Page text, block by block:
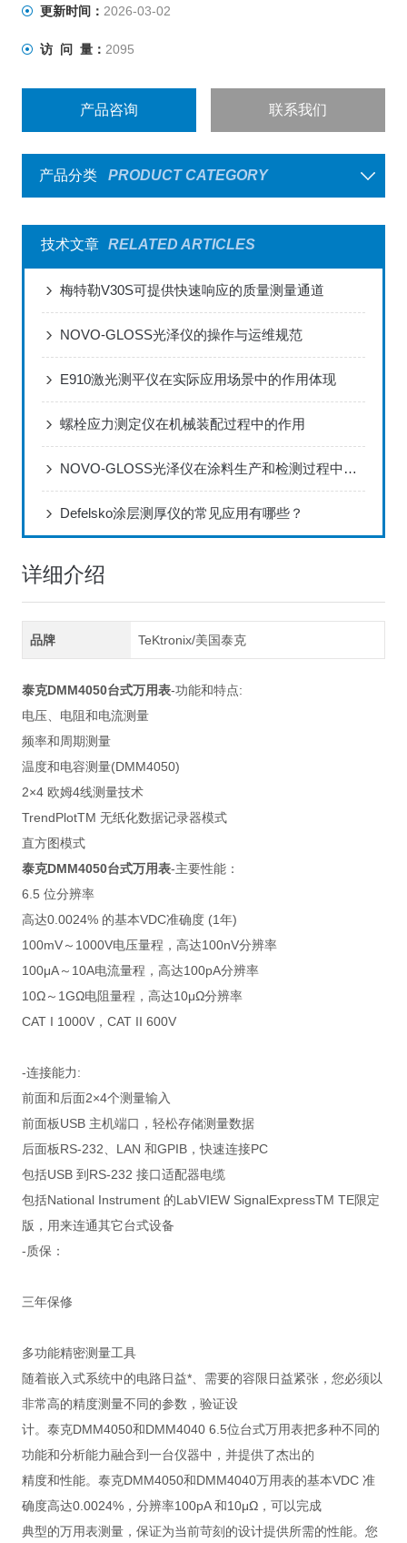
更新时间： 2026-03-02
访 问 量： 2095
产品咨询 联系我们
产品分类 PRODUCT CATEGORY
技术文章 RELATED ARTICLES
梅特勒V30S可提供快速响应的质量测量通道
NOVO-GLOSS光泽仪的操作与运维规范
E910激光测平仪在实际应用场景中的作用体现
螺栓应力测定仪在机械装配过程中的作用
NOVO-GLOSS光泽仪在涂料生产和检测过程中的应用
Defelsko涂层测厚仪的常见应用有哪些？
详细介绍
品牌 TeKtronix/美国泰克
泰克DMM4050台式万用表-功能和特点:
电压、电阻和电流测量
频率和周期测量
温度和电容测量(DMM4050)
2×4 欧姆4线测量技术
TrendPlotTM 无纸化数据记录器模式
直方图模式
泰克DMM4050台式万用表-主要性能：
6.5 位分辨率
高达0.0024% 的基本VDC准确度 (1年)
100mV～1000V电压量程，高达100nV分辨率
100μA～10A电流量程，高达100pA分辨率
10Ω～1GΩ电阻量程，高达10μΩ分辨率
CAT I 1000V，CAT II 600V
-连接能力:
前面和后面2×4个测量输入
前面板USB 主机端口，轻松存储测量数据
后面板RS-232、LAN 和GPIB，快速连接PC
包括USB 到RS-232 接口适配器电缆
包括National Instrument 的LabVIEW SignalExpressTM TE限定
版，用来连通其它台式设备
-质保：
三年保修
多功能精密测量工具
随着嵌入式系统中的电路日益*、需要的容限日益紧张，您必须以
非常高的精度测量不同的参数，验证设
计。泰克DMM4050和DMM4040 6.5位台式万用表把多种不同的
功能和分析能力融合到一台仪器中，并提供了杰出的
精度和性能。泰克DMM4050和DMM4040万用表的基本VDC 准
确度高达0.0024%，分辨率100pA 和10μΩ，可以完成
典型的万用表测量，保证为当前苛刻的设计提供所需的性能。您